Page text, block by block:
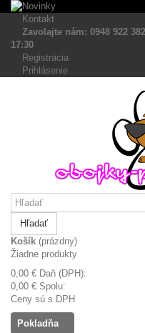
Kontakt
Zavolajte nám: 0948 922
17:30
Registrácia
Prihlásenie
Hľadať
Košík (prázdny)
Žiadne produkty
0,00 € Daň (DPH):
0,00 € Spolu:
Ceny sú s DPH
Pokladňa